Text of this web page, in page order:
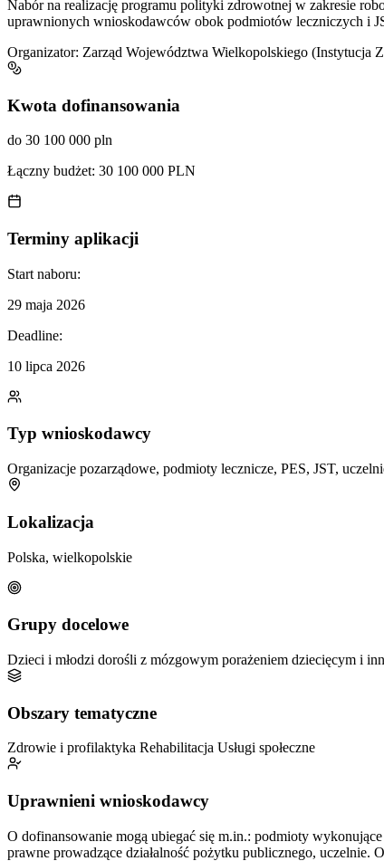
Nabór na realizację programu polityki zdrowotnej w zakresie
uprawnionych wnioskodawców obok podmiotów leczniczych i
Organizator: Zarząd Województwa Wielkopolskiego (Instytucja
Kwota dofinansowania
do 30 100 000 pln
Łączny budżet: 30 100 000 PLN
Terminy aplikacji
Start naboru:
29 maja 2026
Deadline:
10 lipca 2026
Typ wnioskodawcy
Organizacje pozarządowe, podmioty lecznicze, PES, JST,
Lokalizacja
Polska, wielkopolskie
Grupy docelowe
Dzieci i młodzi dorośli z mózgowym porażeniem dziecięcym i
Obszary tematyczne
Zdrowie i profilaktyka Rehabilitacja Usługi społeczne
Uprawnieni wnioskodawcy
O dofinansowanie mogą ubiegać się m.in.: podmioty
prawne prowadzące działalność pożytku publicznego,